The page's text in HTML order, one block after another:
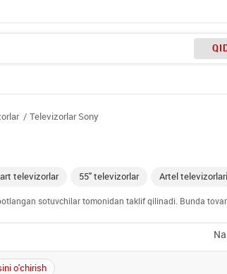
Televizorlar Sony
televizorlar 55" televizorlar Artel televizorlari
sotuvchilar tomonidan taklif qilinadi. Bunda
o'chirish